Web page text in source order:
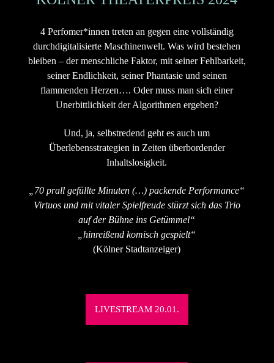
4 Perfomer*innen treten an gegen eine vollständig
durchdigitalisierte Maschinenwelt. Was wird bestehen
bleiben – der menschliche Faktor, mit seiner Fehlbarkeit,
seiner Endlichkeit, seiner Phantasie und seinen
flammenden Herzen…. Oder muss man sich einer
Unerbittlichkeit der Algorithmen ergeben?
Und, ja, selbstredend geht es auch um
Überlebensstrategien in Zeiten überbordender
Inhaltslosigkeit.
„70 prall gefüllte Minuten (…) packende Performance“
Virtuos und mit vitaler Spielfreude stürzt sich das Trio
auf der Bühne ins Getümmel“
„hinreißend komisch gespielt“
(Kölner Stadtanzeiger)
LIVESTREAM 20.01.